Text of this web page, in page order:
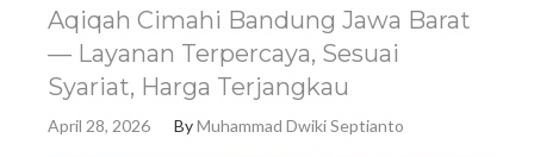
Aqiqah Cimahi Bandung Jawa Barat
— Layanan Terpercaya, Sesuai
Syariat, Harga Terjangkau
April 28, 2026 ByMuhammad Dwiki Septianto